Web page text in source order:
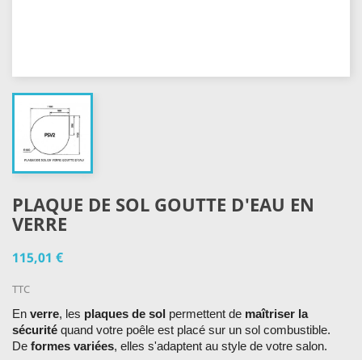
PLAQUE DE SOL GOUTTE D'EAU EN
VERRE
115,01 €
TTC
En verre, les plaques de sol permettent de maîtriser la
sécurité quand votre poêle est placé sur un sol combustible.
De formes variées, elles s'adaptent au style de votre salon.